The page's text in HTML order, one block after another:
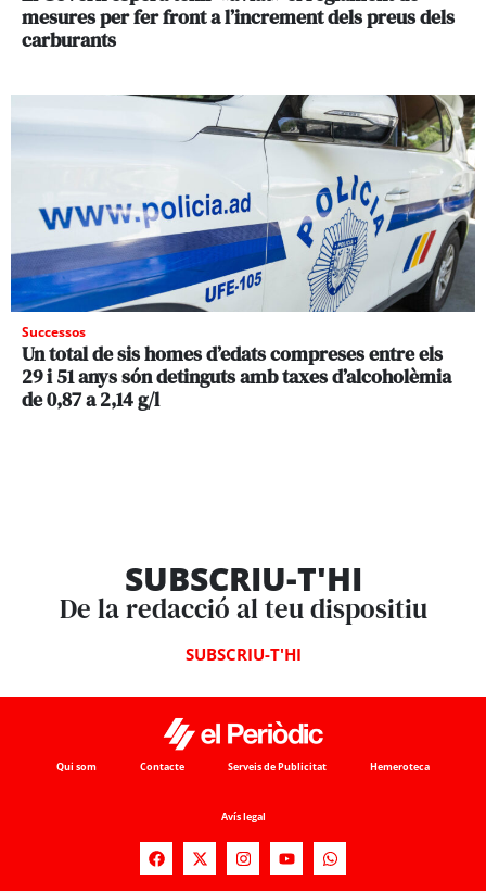
mesures per fer front a l’increment dels preus dels
carburants
Successos
Un total de sis homes d’edats compreses entre els
29 i 51 anys són detinguts amb taxes d’alcoholèmia
de 0,87 a 2,14 g/l
SUBSCRIU-T'HI
De la redacció al teu dispositiu
SUBSCRIU-T'HI
Qui som Contacte Serveis de Publicitat Hemeroteca
Avís legal